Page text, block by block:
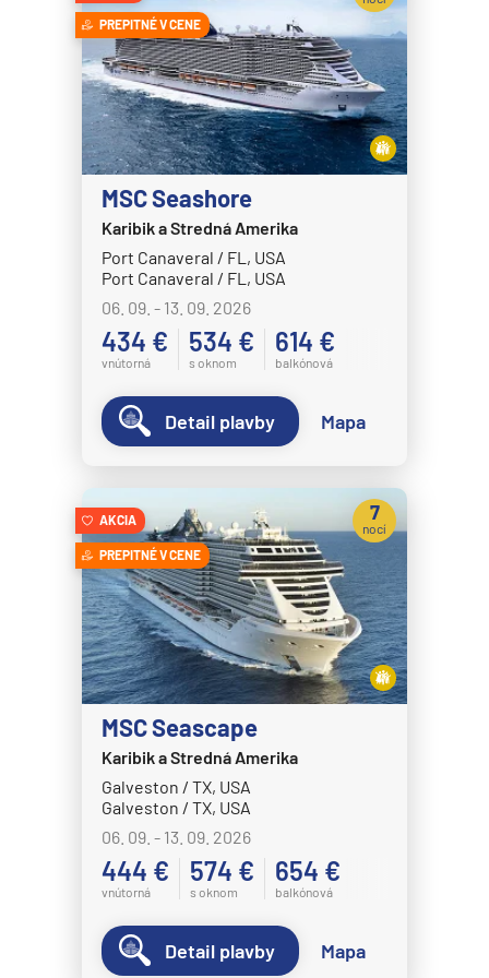
Expedičné plavby
Antarktída
Arktída
Expedičné plavby
Galapágy
Potvrdiť
Celebrity Eclipse
Celebrity Edge
Celebrity Equinox
Celebrity Flora
Celebrity Infinity
Celebrity Millennium
Celebrity Reflection®
Celebrity Silhouette®
Celebrity Solstice®
Celebrity Summit®
Celestyal Cruises
Celestyal Olympia
Costa Cruises
Costa Deliziosa
Costa Diadema
Costa Fascinosa
Costa Favolosa
Costa Fortuna
Costa Pacifica
Costa Serena
Costa Smeralda
Costa Toscana
Crystal Cruises
PREPITNÉ V CENE
MSC Seashore
Karibik a Stredná Amerika
Port Canaveral / FL, USA
Port Canaveral / FL, USA
06. 09. - 13. 09. 2026
434 €
vnútorná
534 €
s oknom
614 €
balkónová
Detail plavby Mapa
AKCIA
PREPITNÉ V CENE
MSC Seascape
Karibik a Stredná Amerika
Galveston / TX, USA
Galveston / TX, USA
06. 09. - 13. 09. 2026
444 €
vnútorná
574 €
s oknom
654 €
balkónová
7
nocí
Detail plavby Mapa